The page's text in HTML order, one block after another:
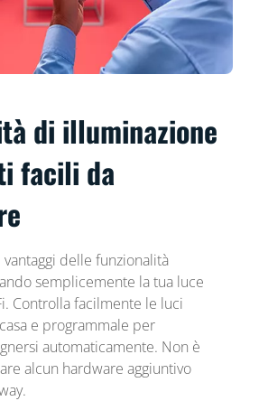
di illuminazione
facili da
delle funzionalità
semplicemente la tua luce
Controlla facilmente le luci
e programmale per
automaticamente. Non è
alcun hardware aggiuntivo